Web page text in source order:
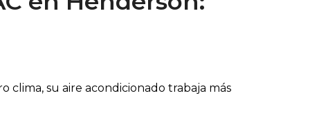
clima, su aire acondicionado trabaja más